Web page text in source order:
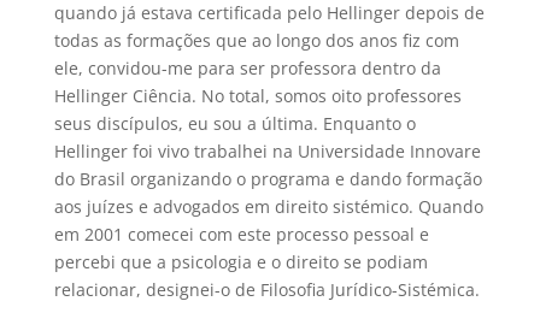
quando já estava certificada pelo Hellinger depois de
todas as formações que ao longo dos anos fiz com
ele, convidou-me para ser professora dentro da
Hellinger Ciência. No total, somos oito professores
seus discípulos, eu sou a última. Enquanto o
Hellinger foi vivo trabalhei na Universidade Innovare
do Brasil organizando o programa e dando formação
aos juízes e advogados em direito sistémico. Quando
em 2001 comecei com este processo pessoal e
percebi que a psicologia e o direito se podiam
relacionar, designei-o de Filosofia Jurídico-Sistémica.